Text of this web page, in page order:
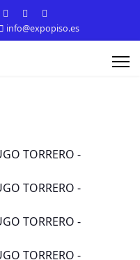
info@expopiso.es